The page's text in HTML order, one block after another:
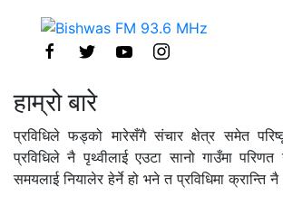
हाम्रो बारे
प्रविधिले फड्को मारेसँगै संचार क्षेत्र समेत
प्रविधिले नै पृथ्वीलाई एउटा सानो गाउँमा
समयलाई नियालेर हेर्ने हो भने त प्रविधिमा क्रान्ति